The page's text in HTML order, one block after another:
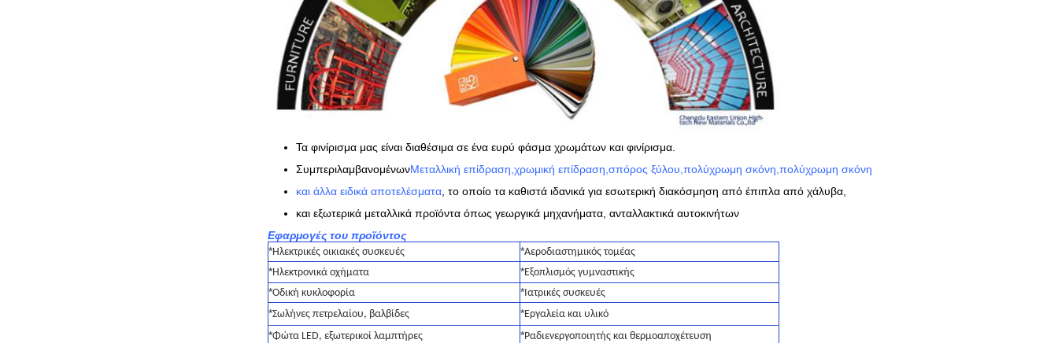
Τα φινίρισμα μας είναι διαθέσιμα σε ένα ευρύ φάσμα χρωμάτων και φινίρισμα.
ΣυμπεριλαμβανομένωνΜεταλλική επίδραση,χρωμική επίδραση,σπόρος ξύλου,πολύχρωμη σκόνη,πολύχρωμη σκόνη
και άλλα ειδικά αποτελέσματα , το οποίο τα καθιστά ιδανικά για εσωτερική διακόσμηση από έπιπλα από χάλυβα,
και εξωτερικά μεταλλικά προϊόντα όπως γεωργικά μηχανήματα, ανταλλακτικά αυτοκινήτων
Εφαρμογές του προϊόντος
*Ηλεκτρικές οικιακές συσκευές *Αεροδιαστημικός τομέας
*Ηλεκτρονικά οχήματα *Εξοπλισμός γυμναστικής
*Οδική κυκλοφορία *Ιατρικές συσκευές
*Σωλήνες πετρελαίου, βαλβίδες *Εργαλεία και υλικό
*Φώτα LED, εξωτερικοί λαμπτήρες *Ραδιενεργοποιητής και θερμοαποχέτευση